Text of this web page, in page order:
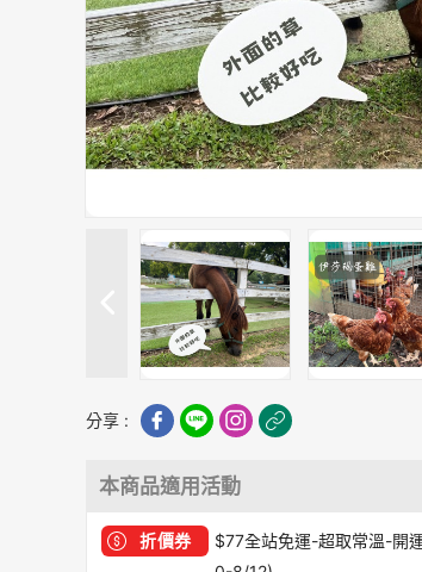
分享 :
本商品適用活動
折價券
$77全站免運-超取常溫-開